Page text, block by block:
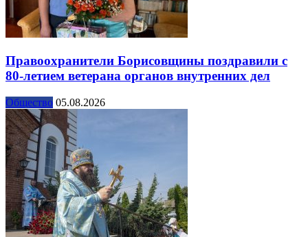
Правоохранители Борисовщины поздравили с
80-летием ветерана органов внутренних дел
Общество 05.08.2026